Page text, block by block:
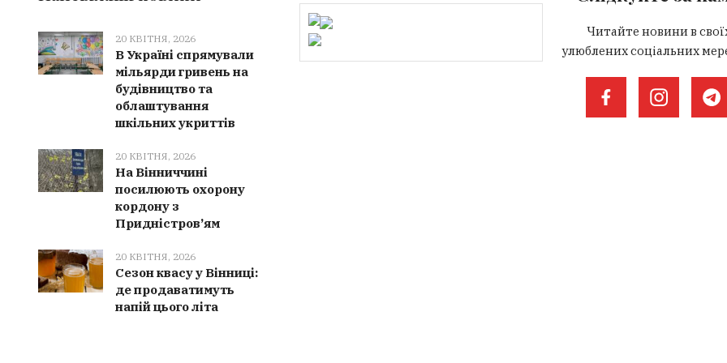
20 КВІТНЯ, 2026
В Україні спрямували
мільярди гривень на
будівництво та
облаштування
шкільних укриттів
20 КВІТНЯ, 2026
На Вінниччині
посилюють охорону
кордону з
Придністров’ям
20 КВІТНЯ, 2026
Сезон квасу у Вінниці:
де продаватимуть
напій цього літа
Читайте новини в
улюблених соціальних